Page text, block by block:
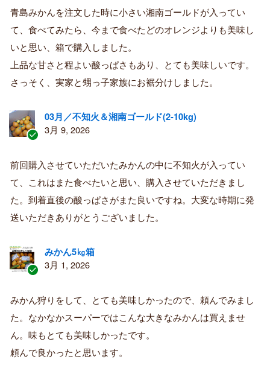
証
済
み
購
者
青島みかんを注文した時に小さい湘南ゴールドが入ってい
て、食べてみたら、今まで食べたどのオレンジよりも美味し
いと思い、箱で購入しました。
上品な甘さと程よい酸っぱさもあり、とても美味しいです。
さっそく、実家と甥っ子家族にお裾分けしました。
証
済
み
購
者
03月／不知火＆湘南ゴールド(2-10kg)
3月 9, 2026
前回購入させていただいたみかんの中に不知火が入ってい
て、これはまた食べたいと思い、購入させていただきまし
た。到着直後の酸っぱさがまた良いですね。大変な時期に発
送いただきありがとうございました。
証
済
み
購
者
みかん5㎏箱
3月 1, 2026
みかん狩りをして、とても美味しかったので、頼んでみまし
た。なかなかスーパーではこんな大きなみかんは買えませ
ん。味もとても美味しかったです。
頼んで良かったと思います。